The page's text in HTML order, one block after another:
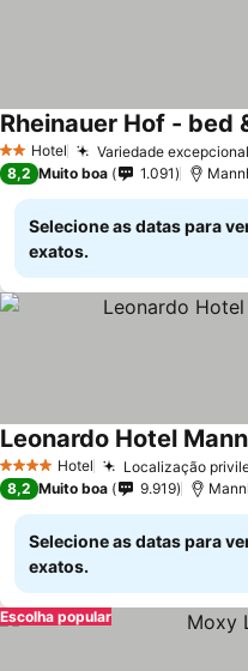
2 Estrelas
Hotel Variedade
Rheinauer Hof - bed
8,2 Muito boa 1.091
Selecione as datas para
exatos.
4 EstrelasHotel Localização
Leonardo Hotel
8,2 Muito boa 9.919
Selecione as datas para
exatos.
Escolha popular